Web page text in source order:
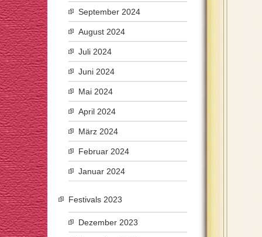
September 2024
August 2024
Juli 2024
Juni 2024
Mai 2024
April 2024
März 2024
Februar 2024
Januar 2024
Festivals 2023
Dezember 2023